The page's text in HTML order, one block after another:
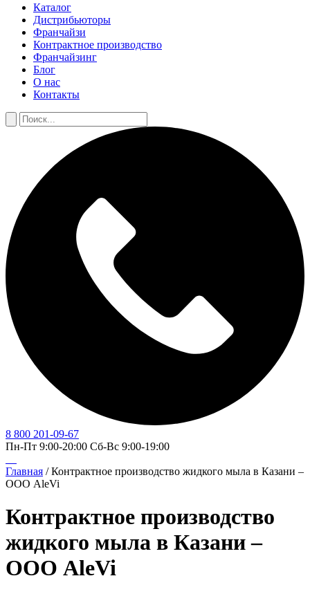
Каталог
Дистрибьюторы
Франчайзи
Контрактное производство
Франчайзинг
Блог
О нас
Контакты
8 800 201-09-67
Пн-Пт 9:00-20:00 Сб-Вс 9:00-19:00
Главная /Контрактное производство жидкого мыла в Казани –
ООО AleVi
Контрактное производство
жидкого мыла в Казани –
ООО AleVi